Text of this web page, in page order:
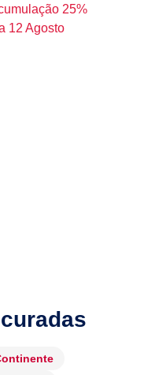
25%
12 Agosto